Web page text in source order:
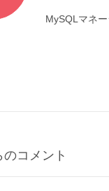
MySQLマネ
コメント